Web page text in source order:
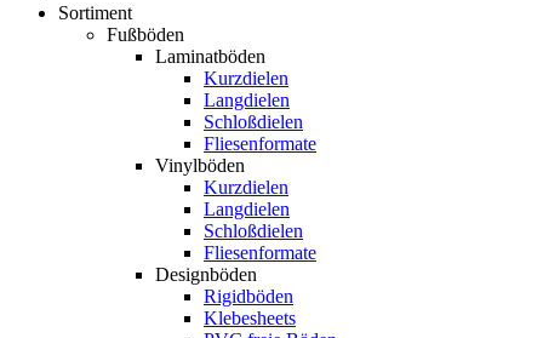
Sortiment
Fußböden
Laminatböden
Kurzdielen
Langdielen
Schloßdielen
Fliesenformate
Vinylböden
Kurzdielen
Langdielen
Schloßdielen
Fliesenformate
Designböden
Rigidböden
Klebesheets